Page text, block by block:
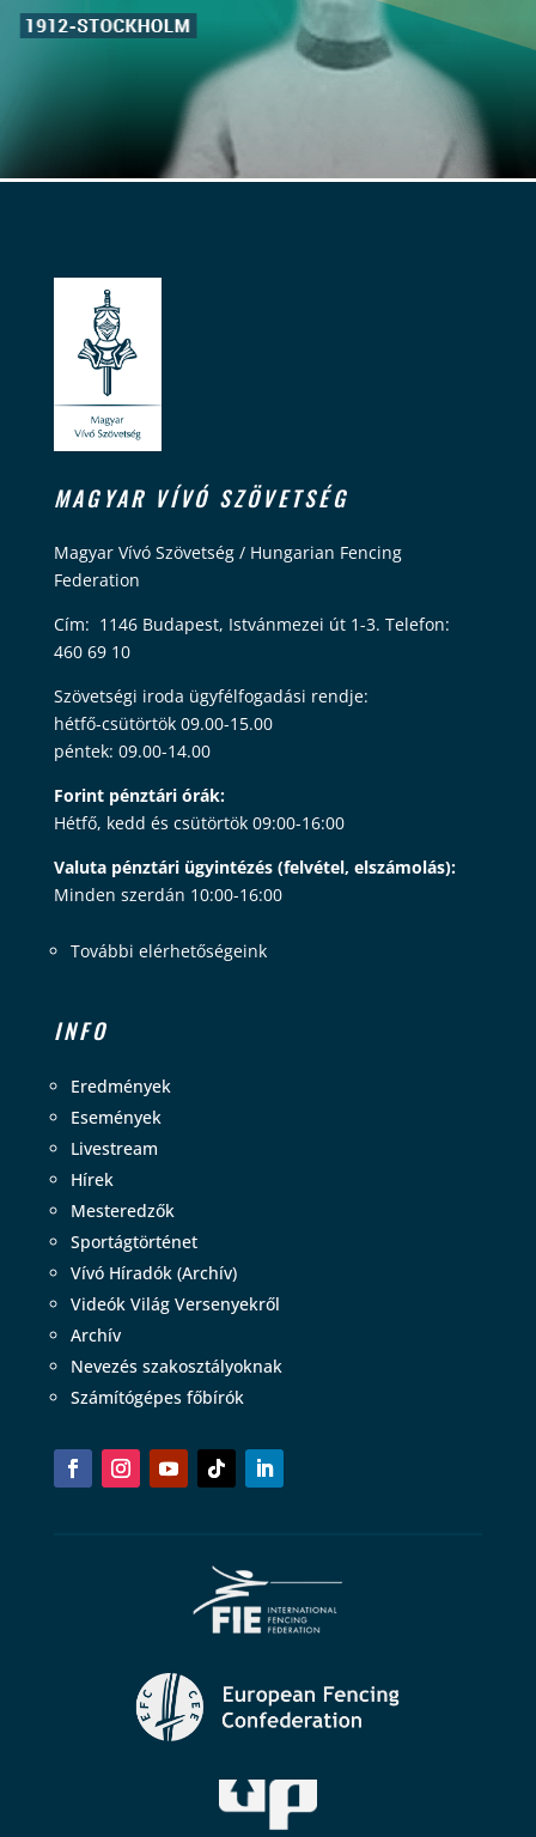
MAGYAR VÍVÓ SZÖVETSÉG
Magyar Vívó Szövetség / Hungarian Fencing
Federation
Cím: 1146 Budapest, Istvánmezei út 1-3. Telefon:
460 69 10
Szövetségi iroda ügyfélfogadási rendje:
hétfő-csütörtök 09.00-15.00
péntek: 09.00-14.00
Forint pénztári órák:
Hétfő, kedd és csütörtök 09:00-16:00
Valuta pénztári ügyintézés (felvétel, elszámolás):
Minden szerdán 10:00-16:00
További elérhetőségeink
INFO
Eredmények
Események
Livestream
Hírek
Mesteredzők
Sportágtörténet
Vívó Híradók (Archív)
Videók Világ Versenyekről
Archív
Nevezés szakosztályoknak
Számítógépes főbírók